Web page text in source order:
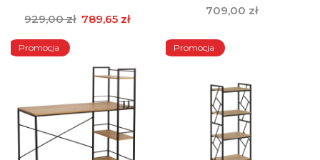
789,65 zł
929,00 zł
709,00 zł
Promocja Promocja